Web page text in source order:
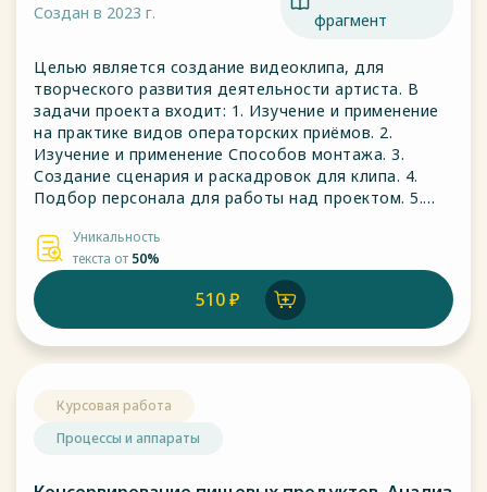
Создан в 2023 г.
фрагмент
Целью является создание видеоклипа, для
творческого развития деятельности артиста. В
задачи проекта входит: 1. Изучение и применение
на практике видов операторских приёмов. 2.
Изучение и применение Способов монтажа. 3.
Создание сценария и раскадровок для клипа. 4.
Подбор персонала для работы над проектом. 5.
6. Монтаж и реализация продукта. Степень
разработанности на данный момент небольшая.
Новизна работы заключается в том, что я
использую песню,
Уникальность
текста от 50%
510 ₽
Курсовая работа
Процессы и аппараты